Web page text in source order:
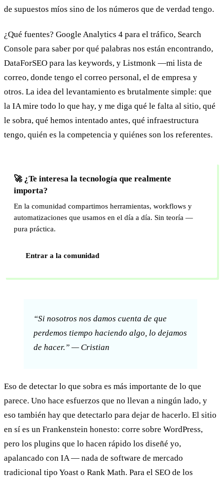
de supuestos míos sino de los números que de verdad tengo.
¿Qué fuentes? Google Analytics 4 para el tráfico, Search
Console para saber por qué palabras nos están encontrando,
DataForSEO para las keywords, y Listmonk —mi lista de
correo, donde tengo el correo personal, el de empresa y
otros. La idea del levantamiento es brutalmente simple: que
la IA mire todo lo que hay, y me diga qué le falta al sitio, qué
le sobra, qué hemos intentado antes, qué infraestructura
tengo, quién es la competencia y quiénes son los referentes.
🚀 ¿Te interesa la tecnología que realmente
importa?
En la comunidad compartimos herramientas, workflows y
automatizaciones que usamos en el día a día. Sin teoría —
pura práctica.
Entrar a la comunidad
“Si nosotros nos damos cuenta de que
perdemos tiempo haciendo algo, lo dejamos
de hacer.” — Cristian
Eso de detectar lo que sobra es más importante de lo que
parece. Uno hace esfuerzos que no llevan a ningún lado, y
eso también hay que detectarlo para dejar de hacerlo. El sitio
en sí es un Frankenstein honesto: corre sobre WordPress,
pero los plugins que lo hacen rápido los diseñé yo,
apalancado con IA — nada de software de mercado
tradicional tipo Yoast o Rank Math. Para el SEO de los